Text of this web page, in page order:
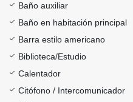
Baño auxiliar
Baño en habitación principal
Barra estilo americano
Biblioteca/Estudio
Calentador
Citófono / Intercomunicador